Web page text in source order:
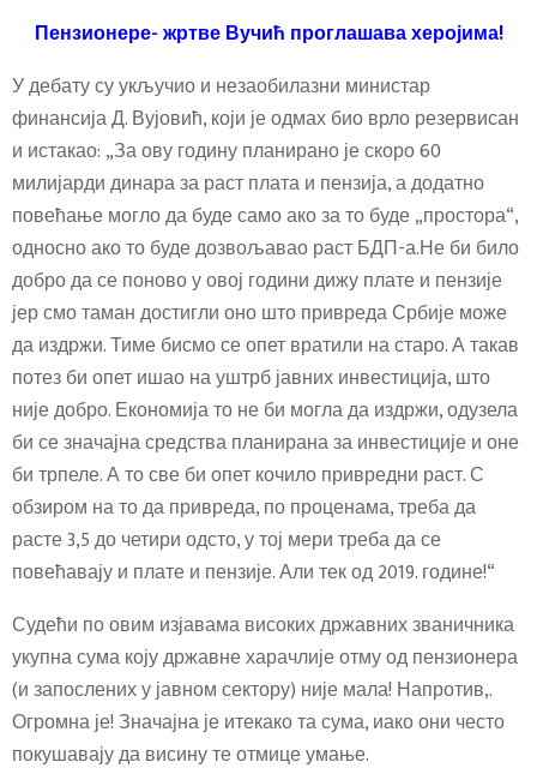
Пензионере- жртве Вучић проглашава херојима!
У дебату су укључио и незаобилазни министар
финансија Д. Вујовић, који је одмах био врло резервисан
и истакао: „За ову годину планирано је скоро 60
милијарди динара за раст плата и пензија, а додатно
повећање могло да буде само ако за то буде „простора“,
односно ако то буде дозвољавао раст БДП-а.Не би било
добро да се поново у овој години дижу плате и пензије
јер смо таман достигли оно што привреда Србије може
да издржи. Тиме бисмо се опет вратили на старо. А такав
потез би опет ишао на уштрб јавних инвестиција, што
није добро. Економија то не би могла да издржи, одузела
би се значајна средства планирана за инвестиције и оне
би трпеле. А то све би опет кочило привредни раст. С
обзиром на то да привреда, по проценама, треба да
расте 3,5 до четири одсто, у тој мери треба да се
повећавају и плате и пензије. Али тек од 2019. године!“
Судећи по овим изјавама високих државних званичника
укупна сума коју државне харачлије отму од пензионера
(и запослених у јавном сектору) није мала! Напротив,.
Огромна је! Значајна је итекако та сума, иако они често
покушавају да висину те отмице умање.